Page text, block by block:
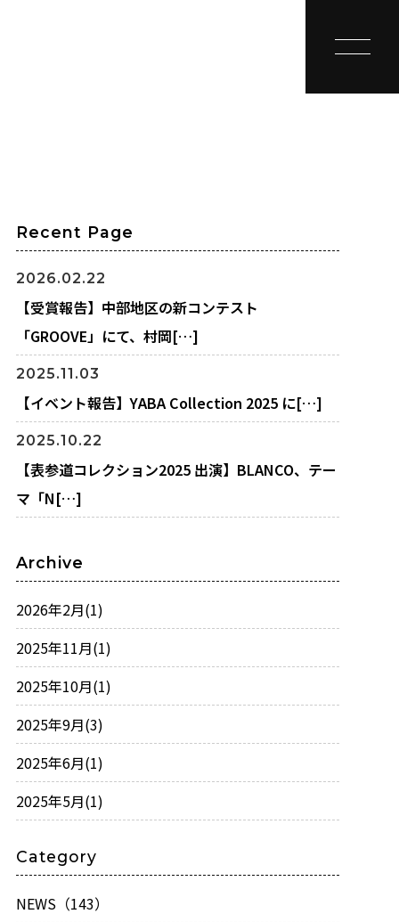
toggle
Recent Page
2026.02.22
【受賞報告】中部地区の新コンテスト
「GROOVE」にて、村岡[…]
2025.11.03
【イベント報告】YABA Collection 2025 に[…]
2025.10.22
【表参道コレクション2025 出演】BLANCO、テー
マ「N[…]
Archive
2026年2月(1)
2025年11月(1)
2025年10月(1)
2025年9月(3)
2025年6月(1)
2025年5月(1)
Category
NEWS（143）